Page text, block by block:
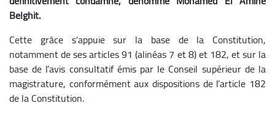
Belghit.
Cette grâce s’appuie sur la base de la Constitution,
notamment de ses articles 91 (alinéas 7 et 8) et 182, et sur la
base de l’avis consultatif émis par le Conseil supérieur de la
magistrature, conformément aux dispositions de l’article 182
de la Constitution.